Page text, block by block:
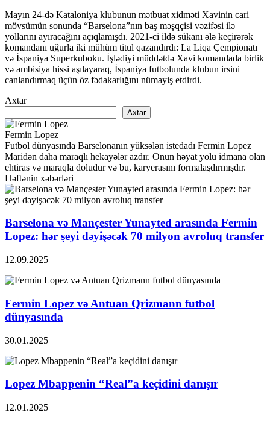
Mayın 24-də Kataloniya klubunun mətbuat xidməti Xavinin cari
mövsümün sonunda “Barselona”nın baş məşqçisi vəzifəsi ilə
yollarını ayıracağını açıqlamışdı. 2021-ci ildə sükanı ələ keçirərək
komandanı uğurla iki mühüm titul qazandırdı: La Liqa Çempionatı
və İspaniya Superkuboku. İşlədiyi müddətdə Xavi komandada birlik
və ambisiya hissi aşılayaraq, İspaniya futbolunda klubun irsini
canlandırmaq üçün öz fədakarlığını nümayiş etdirdi.
Axtar
Axtar
Fermin Lopez
Futbol dünyasında Barselonanın yüksələn istedadı Fermin Lopez
Maridən daha maraqlı hekayələr azdır. Onun həyat yolu idmana olan
ehtiras və maraqla doludur və bu, karyerasını formalaşdırmışdır.
Həftənin xəbərləri
Barselona və Mançester Yunayted arasında Fermin
Lopez: hər şeyi dəyişəcək 70 milyon avroluq transfer
12.09.2025
Fermin Lopez və Antuan Qrizmann futbol
dünyasında
30.01.2025
Lopez Mbappenin “Real”a keçidini danışır
12.01.2025